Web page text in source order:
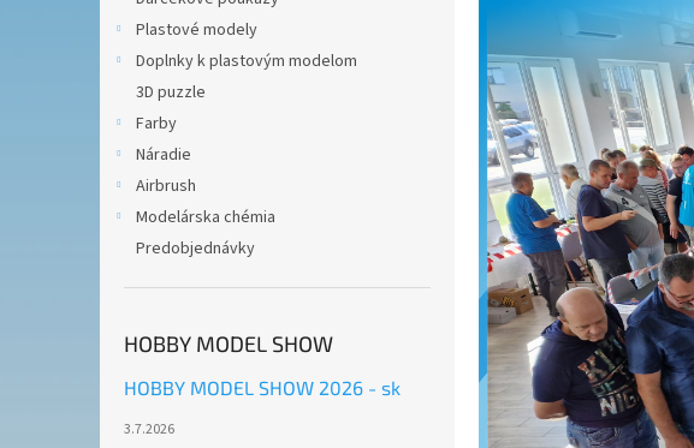
Plastové modely
Doplnky k plastovým modelom
3D puzzle
Farby
Náradie
Airbrush
Modelárska chémia
Predobjednávky
HOBBY MODEL SHOW
HOBBY MODEL SHOW 2026 - sk
3.7.2026